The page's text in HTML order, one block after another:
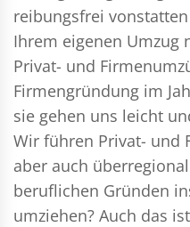
reibungsfrei
Ihrem eigenen Umzug
Privat- und
Firmengründung im
sie gehen uns leicht
Wir führen Privat- und
aber auch
beruflichen Gründen
umziehen? Auch das